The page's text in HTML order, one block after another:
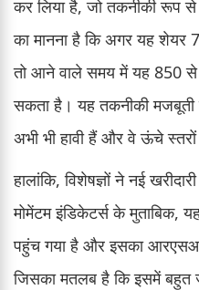
कर लिया है, जो तकनीकी रूप
का मानना है कि अगर यह शेयर
तो आने वाले समय में यह 850
सकता है। यह तकनीकी मजबूती
अभी भी हावी हैं और वे ऊंचे स्तरों
हालांकि, विशेषज्ञों ने नई
मोमेंटम इंडिकेटर्स के मुताबिक,
पहुंच गया है और इसका
जिसका मतलब है कि इसमें बहुत